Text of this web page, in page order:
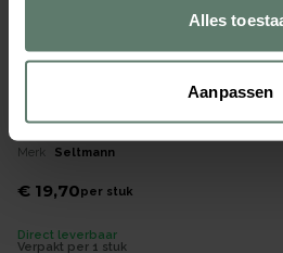
Alles
Aanpassen
Bordendeksel met greep en
Ø260x40mm - Grijs
Merk Seltmann
€ 19,70per stuk
Direct leverbaar
Verpakt per 1 stuk